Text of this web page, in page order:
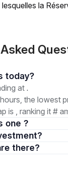
la
1. How much is today?
at .
the lowest
is , ranking it #
one ?
many are there?